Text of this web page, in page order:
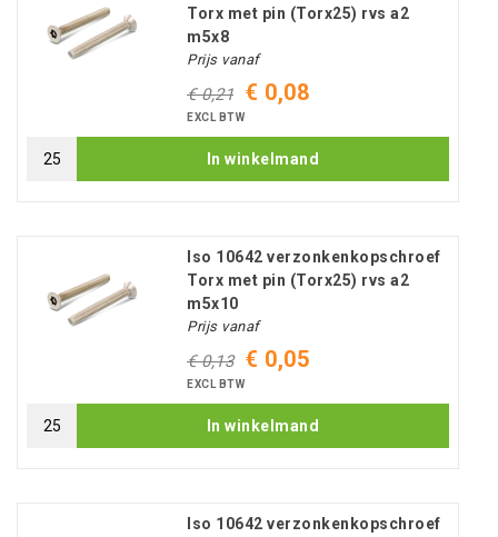
Torx met pin (Torx25) rvs a2
m5x8
Prijs vanaf
€ 0,21 € 0,08
EXCL BTW
In winkelmand
Iso 10642 verzonkenkopschroef
Torx met pin (Torx25) rvs a2
m5x10
Prijs vanaf
€ 0,13 € 0,05
EXCL BTW
In winkelmand
Iso 10642 verzonkenkopschroef